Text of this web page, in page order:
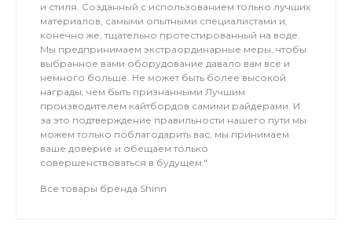
и стиля. Созданный с использованием только лучших
материалов, самыми опытными специалистами и,
конечно же, тщательно протестированный на воде.
Мы предпринимаем экстраординарные меры, чтобы
выбранное вами оборудование давало вам все и
немного больше. Не может быть более высокой
награды, чем быть признанными Лучшим
производителем кайтбордов самими райдерами. И
за это подтверждение правильности нашего пути мы
можем только поблагодарить вас, мы принимаем
ваше доверие и обещаем только
совершенствоваться в будущем."
Все товары бренда Shinn